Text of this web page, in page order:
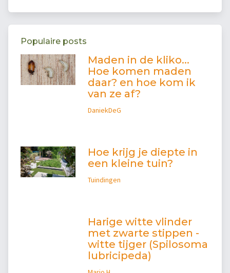
Populaire posts
Maden in de kliko...
Hoe komen maden
daar? en hoe kom ik
van ze af?
DaniekDeG
Hoe krijg je diepte in
een kleine tuin?
Tuindingen
Harige witte vlinder
met zwarte stippen -
witte tijger (Spilosoma
lubricipeda)